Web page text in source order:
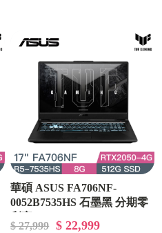
華碩 ASUS FA706NF-
0052B7535HS 石墨黑 分期零
$ 27,999 $ 22,999